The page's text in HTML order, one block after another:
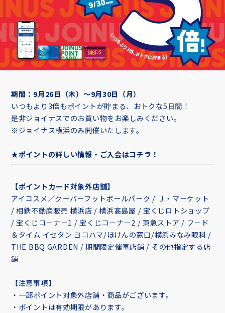
期間：9月26日（木）～9月30日（月）
いつもより3倍もポイントが貯まる、おトクな5日間！
是非ジョイナスでのお買い物をお楽しみください。
※ジョイナス横浜のみ開催いたします。
★ポイントの詳しい情報・ご入会はコチラ！
【ポイントカード対象外店舗】
アイコスメ／クーバーフットボールパーク / Ｊ・マーケット
/ 相鉄不動産販売 横浜店 / 横浜髙島屋 / 宝くじロトショップ
/ 宝くじコーナー1 / 宝くじコーナー2 / 東急ストア / フード
＆タイム イセタン ヨコハマ/ほけんの窓口/横浜みなみ眼科 /
THE BBQ GARDEN / 期間限定催事店舗 / その他指定する店
舗
【注意事項】
・一部ポイント対象外店舗・商品がございます。
・ポイントは有効期限があります。